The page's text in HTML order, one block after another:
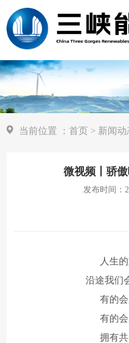
当前位置 ：首页 > 新闻动
微视频丨骄
发布时间：
人生
沿途我们
有的
有的
拥有